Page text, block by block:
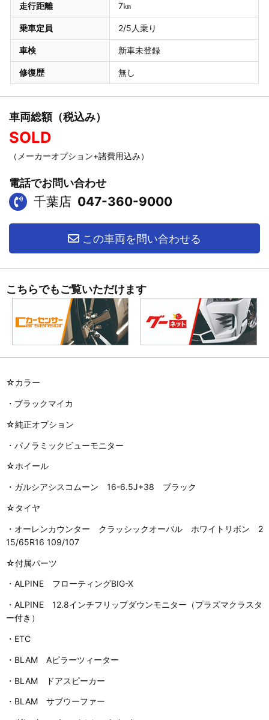
走行距離 7㎞
乗車定員 2/5人乗り
車検 新車未登録
修復歴 無し
車両総額（税込み）
SOLD
（メーカーオプション+諸費用込み）
電話でお問い合わせ
千葉店 047-360-9000
この車両を問い合わせる
こちらでもご覧いただけます
☆カラー
・ブラックマイカ
☆純正オプション
・パノラミックビューモニター
☆ホイール
・ガルシアシスコムーン 16-6.5J+38 ブラック
☆タイヤ
・オーレンカウンター クラッシックオーバル ホワイトリボン 2
15/65R16 109/107
☆付属パーツ
・ALPINE フローティングBIG-X
・ALPINE 12.8インチフリップダウンモニター（プラズマクラスタ
ー付き）
・ETC
・BLAM Aピラーツィーター
・BLAM ドアスピーカー
・BLAM サブウーファー